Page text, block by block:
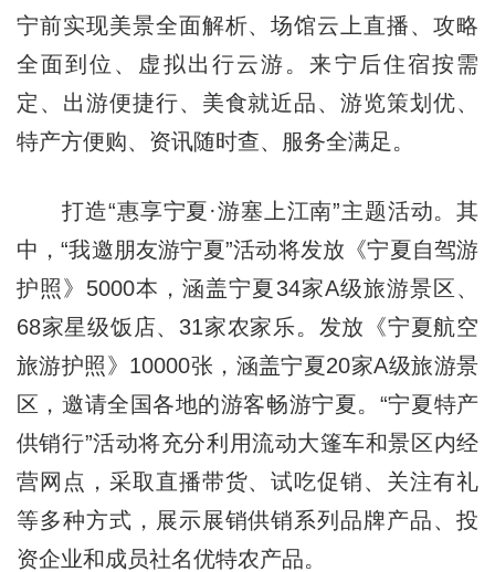
宁前实现美景全面解析、场馆云上直播、攻略
全面到位、虚拟出行云游。来宁后住宿按需
定、出游便捷行、美食就近品、游览策划优、
特产方便购、资讯随时查、服务全满足。
打造“惠享宁夏·游塞上江南”主题活动。其
中，“我邀朋友游宁夏”活动将发放《宁夏自驾游
护照》5000本，涵盖宁夏34家A级旅游景区、
68家星级饭店、31家农家乐。发放《宁夏航空
旅游护照》10000张，涵盖宁夏20家A级旅游景
区，邀请全国各地的游客畅游宁夏。“宁夏特产
供销行”活动将充分利用流动大篷车和景区内经
营网点，采取直播带货、试吃促销、关注有礼
等多种方式，展示展销供销系列品牌产品、投
资企业和成员社名优特农产品。